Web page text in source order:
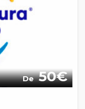
De 50